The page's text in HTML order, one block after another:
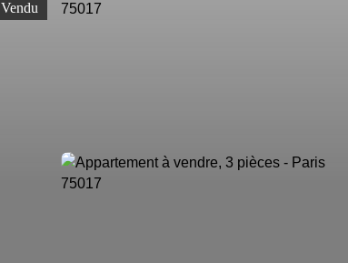
Vendu